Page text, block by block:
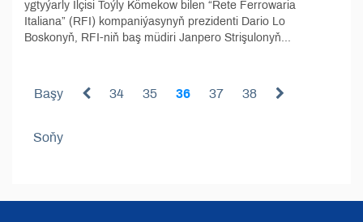
ygtyýarly Ilçisi Toýly Kömekow bilen “Rete Ferrowaria
Italiana” (RFI) kompaniýasynyň prezidenti Dario Lo
Boskonyň, RFI-niň baş müdiri Janpero Strişulonyň...
Başy 34 35 36 37 38
Soňy